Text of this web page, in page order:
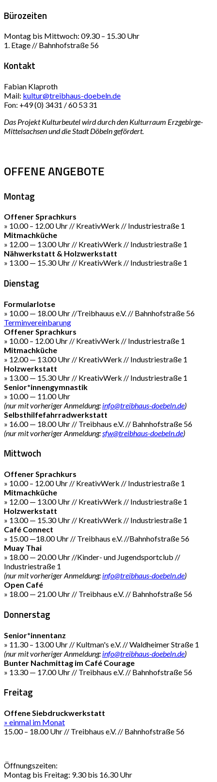
Bürozeiten
Montag bis Mittwoch: 09.30 – 15.30 Uhr
1. Etage // Bahnhofstraße 56
Kontakt
Fabian Klaproth
Mail: kultur@treibhaus-doebeln.de
Fon: +49 (0) 3431 / 60 53 31
Das Projekt Kulturbeutel wird durch den Kulturraum Erzgebirge-
Mittelsachsen und die Stadt Döbeln gefördert.
OFFENE ANGEBOTE
Montag
Offener Sprachkurs
» 10.00 – 12.00 Uhr // KreativWerk // Industriestraße 1
Mitmachküche
» 12.00 — 13.00 Uhr // KreativWerk // Industriestraße 1
Nähwerkstatt & Holzwerkstatt
» 13.00 — 15.30 Uhr // KreativWerk // Industriestraße 1
Dienstag
Formularlotse
» 10.00 — 18.00 Uhr //Treibhauus e.V. // Bahnhofstraße 56
Terminvereinbarung
Offener Sprachkurs
» 10.00 – 12.00 Uhr // KreativWerk // Industriestraße 1
Mitmachküche
» 12.00 — 13.00 Uhr // KreativWerk // Industriestraße 1
Holzwerkstatt
» 13.00 — 15.30 Uhr // KreativWerk // Industriestraße 1
Senior*innengymnastik
» 10.00 — 11.00 Uhr
(nur mit vorheriger Anmeldung: info@treibhaus-doebeln.de)
Selbsthilfefahrradwerkstatt
» 16.00 — 18.00 Uhr // Treibhaus e.V. // Bahnhofstraße 56
(nur mit vorheriger Anmeldung: sfw@treibhaus-doebeln.de)
Mittwoch
Offener Sprachkurs
» 10.00 – 12.00 Uhr // KreativWerk // Industriestraße 1
Mitmachküche
» 12.00 — 13.00 Uhr // KreativWerk // Industriestraße 1
Holzwerkstatt
» 13.00 — 15.30 Uhr // KreativWerk // Industriestraße 1
Café Connect
» 15.00 —18.00 Uhr // Treibhaus e.V. //Bahnhofstraße 56
Muay Thai
» 18.00 — 20.00 Uhr //Kinder- und Jugendsportclub //
Industriestraße 1
(nur mit vorheriger Anmeldung: info@treibhaus-doebeln.de)
Open Café
» 18.00 — 21.00 Uhr // Treibhaus e.V. // Bahnhofstraße 56
Donnerstag
Senior*innentanz
» 11.30 – 13.00 Uhr // Kultman's e.V. // Waldheimer Straße 1
(nur mit vorheriger Anmeldung: info@treibhaus-doebeln.de)
Bunter Nachmittag im Café Courage
» 13.30 — 17.00 Uhr // Treibhaus e.V. // Bahnhofstraße 56
Freitag
Offene Siebdruckwerkstatt
» einmal im Monat
15.00 – 18.00 Uhr // Treibhaus e.V. // Bahnhofstraße 56
Öffnungszeiten:
Montag bis Freitag: 9.30 bis 16.30 Uhr